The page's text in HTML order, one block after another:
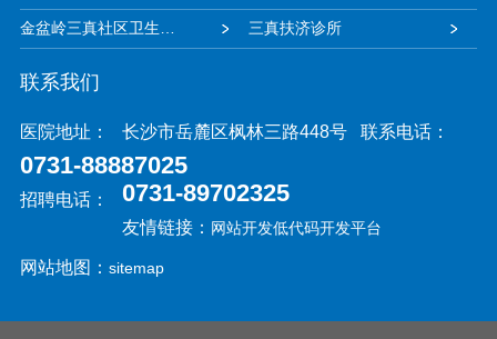
金盆岭三真社区卫生服务中心 三真扶济诊所
联系我们
医院地址： 长沙市岳麓区枫林三路448号 联系电话：
0731-88887025
招聘电话： 0731-89702325
友情链接： 网站开发低代码开发平台
网站地图： sitemap